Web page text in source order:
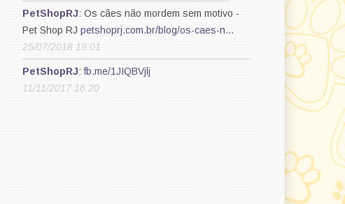
PetShopRJ: Os cães não mordem sem motivo -
Pet Shop RJpetshoprj.com.br/blog/os-caes-n…
25/07/2018 19:01
PetShopRJ:fb.me/1JIQBVjlj
11/11/2017 16:20